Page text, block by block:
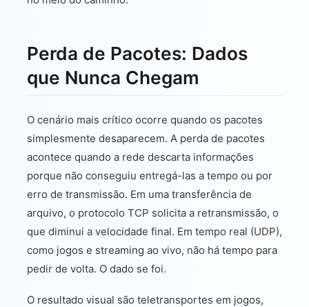
Perda de Pacotes: Dados
que Nunca Chegam
O cenário mais crítico ocorre quando os pacotes
simplesmente desaparecem. A perda de pacotes
acontece quando a rede descarta informações
porque não conseguiu entregá-las a tempo ou por
erro de transmissão. Em uma transferência de
arquivo, o protocolo TCP solicita a retransmissão, o
que diminui a velocidade final. Em tempo real (UDP),
como jogos e streaming ao vivo, não há tempo para
pedir de volta. O dado se foi.
O resultado visual são teletransportes em jogos,